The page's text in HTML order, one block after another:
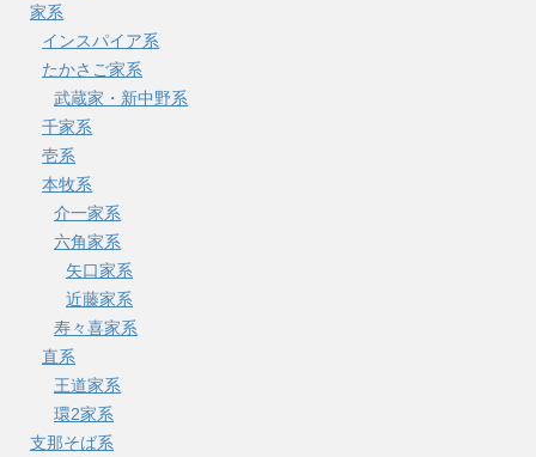
家系
インスパイア系
たかさご家系
武蔵家・新中野系
千家系
壱系
本牧系
介一家系
六角家系
矢口家系
近藤家系
寿々喜家系
直系
王道家系
環2家系
支那そば系